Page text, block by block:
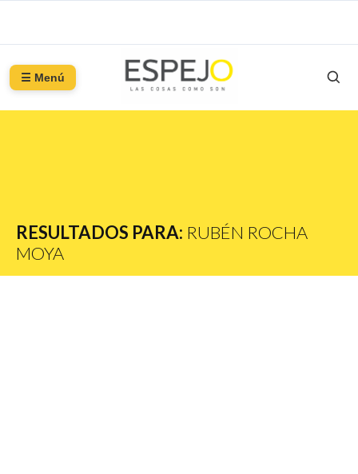
☰ Menú
RESULTADOS PARA: RUBÉN ROCHA
MOYA